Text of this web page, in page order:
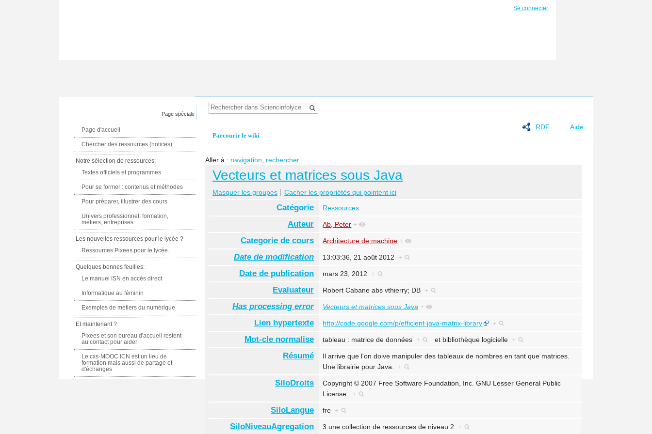
RDF Aide
Parcourir le wiki
Aller à : navigation rechercher
Vecteurs et matrices sous Java
Masquer les groupes Cacher les propriétés qui pointent ici
Catégorie Ressources
Auteur Ab, Peter +
Categorie de cours Architecture de machine +
Date de modification 13:03:36, 21 août 2012 +
Date de publication mars 23, 2012 +
Evaluateur Robert Cabane abs vthierry; DB +
Has processing error Vecteurs et matrices sous Java +
Lien hypertexte http://code.google.com/p/efficient-java-matrix-library +
Mot-cle normalise tableau : matrice de données + et bibliothèque logicielle +
Résumé
Il arrive que l'on doive manipuler des tableaux de nombres en tant que matrices.
Une librairie pour Java. +
SiloDroits
Copyright © 2007 Free Software Foundation, Inc. GNU Lesser General Public
License. +
SiloLangue fre +
SiloNiveauAgregation 3.une collection de ressources de niveau 2 +
Se connecter
Page spéciale
Page d'accueil
Chercher des ressources (notices)
Notre sélection de ressources:
Textes officiels et programmes
Pour se former : contenus et méthodes
Pour préparer, illustrer des cours
Univers professionnel: formation,
métiers, entreprises
Les nouvelles ressources pour le lycée ?
Ressources Pixees pour le lycée.
Quelques bonnes feuilles:
Le manuel ISN en accès direct
Informatique au féminin
Exemples de métiers du numérique
Et maintenant ?
Pixees et son bureau d'accueil restent
au contact pour aider
Le cxs-MOOC ICN est un lieu de
formation mais aussi de partage et
d'échanges